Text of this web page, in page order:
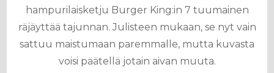
hampurilaisketju Burger King:in 7 tuumainen
räjäyttää tajunnan. Julisteen mukaan, se nyt vain
sattuu maistumaan paremmalle, mutta kuvasta
voisi päätellä jotain aivan muuta.